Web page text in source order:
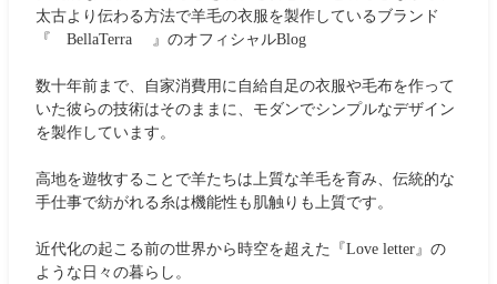
太古より伝わる方法で羊毛の衣服を製作しているブランド
『 BellaTerra 』のオフィシャルBlog
数十年前まで、自家消費用に自給自足の衣服や毛布を作って
いた彼らの技術はそのままに、モダンでシンプルなデザイン
を製作しています。
高地を遊牧することで羊たちは上質な羊毛を育み、伝統的な
手仕事で紡がれる糸は機能性も肌触りも上質です。
近代化の起こる前の世界から時空を超えた『Love letter』の
ような日々の暮らし。